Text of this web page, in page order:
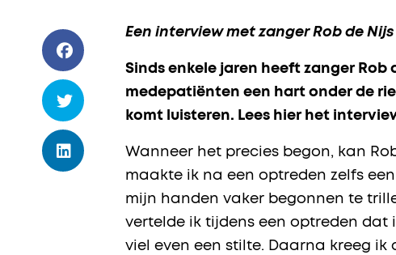
Een interview met zanger Rob de
Sinds enkele jaren heeft zanger Rob
medepatiënten een hart onder de
komt luisteren. Lees hier het
Wanneer het precies begon, kan
maakte ik na een optreden zelfs
mijn handen vaker begonnen te
vertelde ik tijdens een optreden dat
viel even een stilte. Daarna kreeg ik